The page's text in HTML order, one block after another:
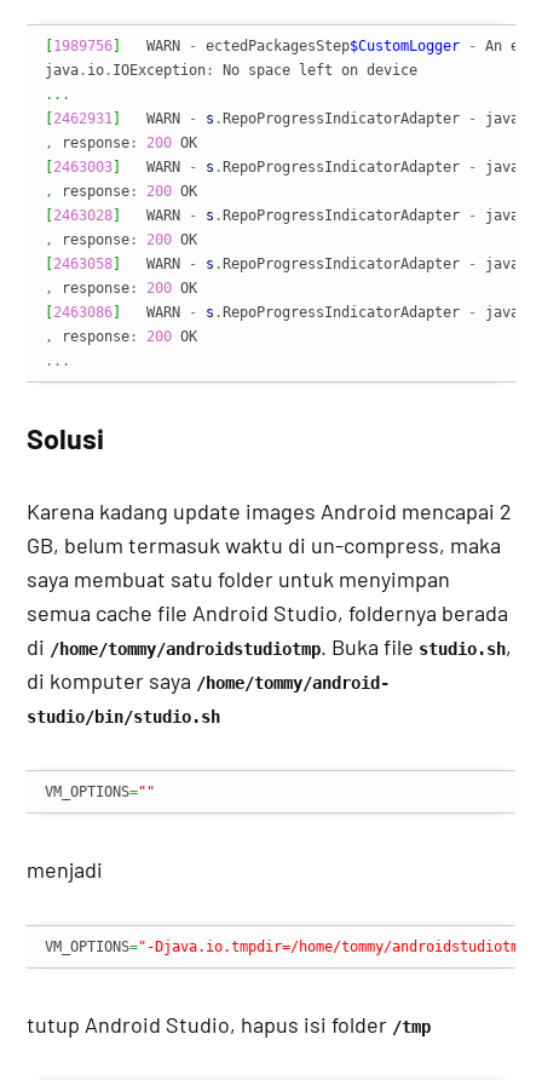
1989756
   WARN
- ectedPackagesStep$CustomLogger - An
java. io. IOException:
...
2462931
   WARN
- s . RepoProgressIndicatorAdapter - java
,
response: 200
2463003
   WARN
- s . RepoProgressIndicatorAdapter - java
,
response: 200
2463028
   WARN
- s . RepoProgressIndicatorAdapter - java
,
response: 200
2463058
   WARN
- s . RepoProgressIndicatorAdapter - java
,
response: 200
2463086
   WARN
- s . RepoProgressIndicatorAdapter - java
,
response: 200
...
Solusi
Karena kadang update images Android mencapai 2
GB, belum termasuk waktu di un-compress, maka
saya membuat satu folder untuk menyimpan
semua cache file Android Studio, foldernya berada
di /home/tommy/androidstudiotmp. Buka file studio.sh,
di komputer saya /home/tommy/android-
studio/bin/studio.sh
VM_OPTIONS=""
menjadi
VM_OPTIONS="-Djava.io.tmpdir=/home/tommy/androidstudiotmp"
tutup Android Studio, hapus isi folder /tmp